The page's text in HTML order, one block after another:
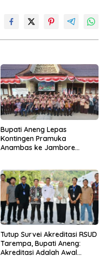
Bupati Aneng Lepas
Kontingen Pramuka
Anambas ke Jambore
Tutup Survei Akreditasi RSUD
Tarempa, Bupati Aneng:
Akreditasi Adalah Awal